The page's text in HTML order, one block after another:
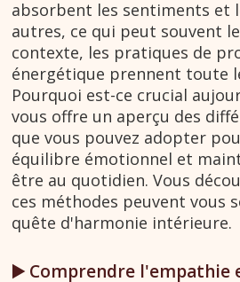
absorbent les sentiments et
autres, ce qui peut souvent
contexte, les pratiques de
énergétique prennent toute
Pourquoi est-ce crucial
vous offre un aperçu des
que vous pouvez adopter
équilibre émotionnel et
être au quotidien. Vous
ces méthodes peuvent vous
quête d'harmonie intérieure.
▶️ Comprendre l'empathie